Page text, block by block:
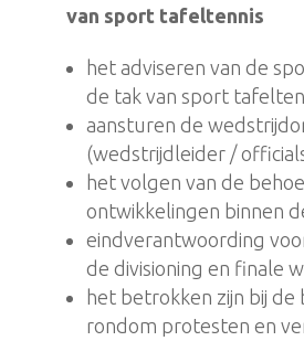
van sport tafeltennis
het adviseren van de
de tak van sport
aansturen de
(wedstrijdleider /
het volgen van de
ontwikkelingen binnen
eindverantwoording
de divisioning en finale
het betrokken zijn bij
rondom protesten en